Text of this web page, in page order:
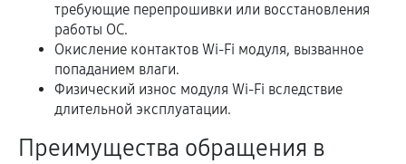
требующие перепрошивки или восстановления
работы ОС.
Окисление контактов Wi-Fi модуля, вызванное
попаданием влаги.
Физический износ модуля Wi-Fi вследствие
длительной эксплуатации.
Преимущества обращения в